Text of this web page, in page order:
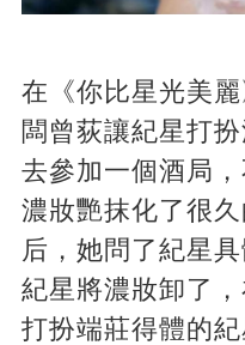
在《你比星光美
闆曾荻讓紀星打
去參加一個酒局
濃妝艷抹化了很
后，她問了紀星
紀星將濃妝卸了
打扮端莊得體的